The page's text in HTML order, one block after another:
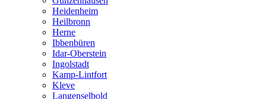
Heidenheim
Heilbronn
Herne
Ibbenbüren
Idar-Oberstein
Ingolstadt
Kamp-Lintfort
Kleve
Langenselbold